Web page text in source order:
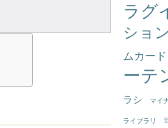
ラグ
ション
ムカード
ーテ
ラシ
マイ
ライブラリ